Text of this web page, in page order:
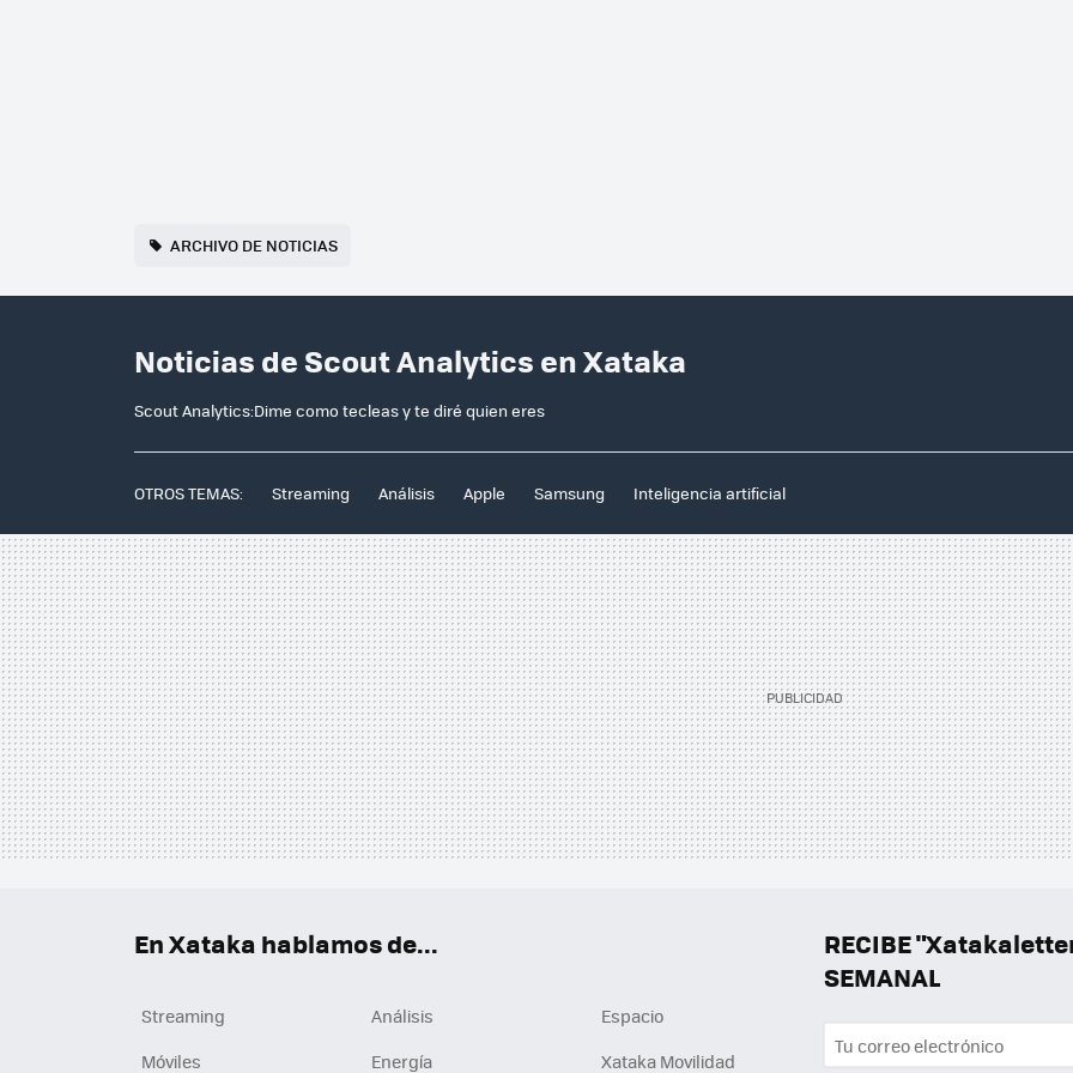
ARCHIVO DE NOTICIAS
Noticias de Scout Analytics en Xataka
Scout Analytics:Dime como tecleas y te diré quien eres
OTROS TEMAS: Streaming Análisis Apple Samsung Inteligencia artificial
RECIBE
SEMANAL
En Xataka hablamos de...
Streaming Análisis
Espacio
Móviles
Energía Xataka Movilidad